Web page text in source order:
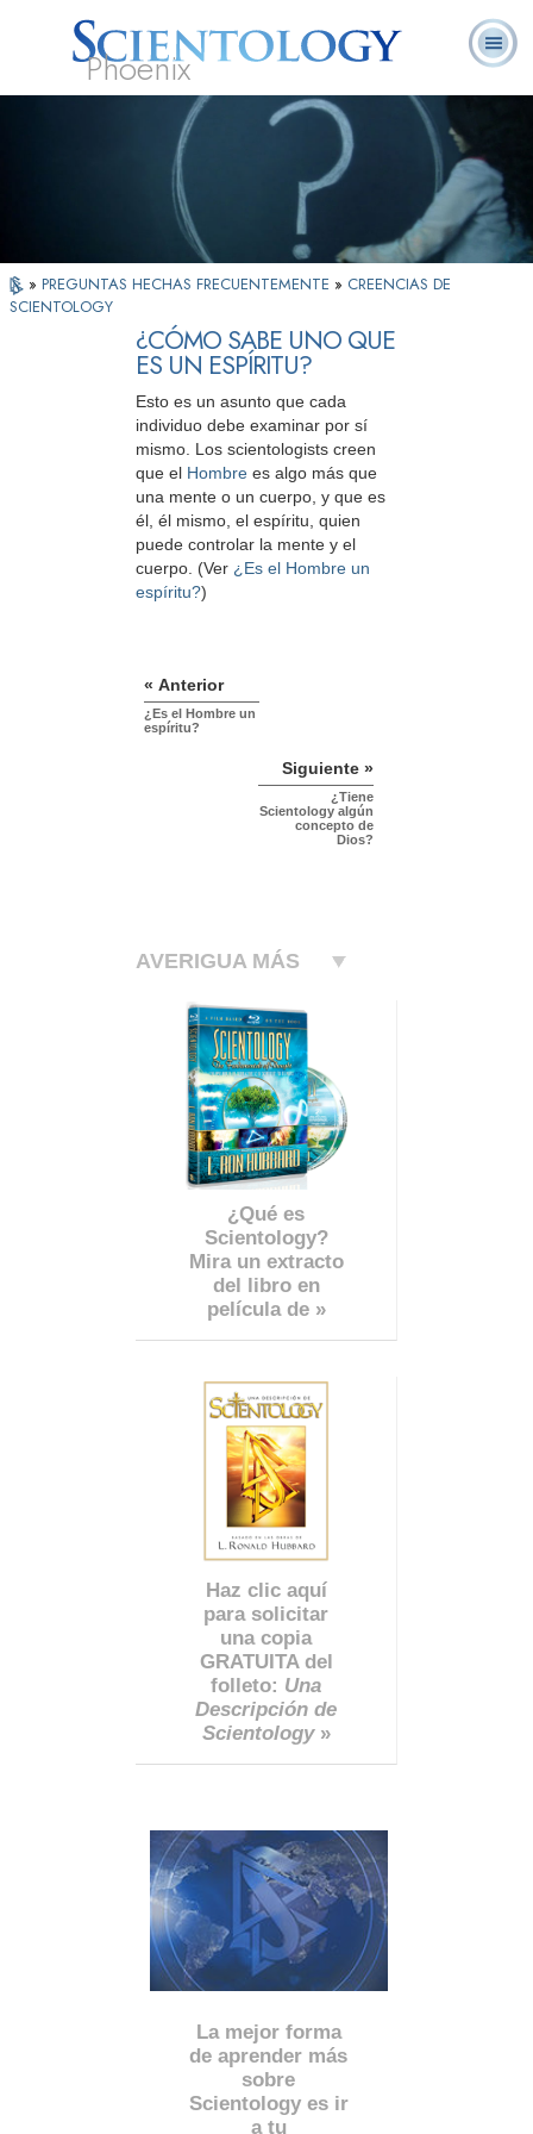
Phoenix
¿Qué es
Scientology?
Ministros
Voluntarios
Preguntas
Frecuentes
» PREGUNTAS HECHAS FRECUENTEMENTE » CREENCIAS DE
SCIENTOLOGY
¿CÓMO SABE UNO QUE
ES UN ESPÍRITU?
Esto es un asunto que cada
individuo debe examinar por sí
mismo. Los scientologists creen
que el Hombre es algo más que
una mente o un cuerpo, y que es
él, él mismo, el espíritu, quien
puede controlar la mente y el
cuerpo. (Ver ¿Es el Hombre un
espíritu?)
« Anterior
¿Es el Hombre un
espíritu?
Siguiente »
¿Tiene
Scientology algún
concepto de
Dios?
AVERIGUA MÁS
¿Qué es
Scientology?
Mira un extracto
del libro en
película de »
Haz clic aquí
para solicitar
una copia
GRATUITA del
folleto: Una
Descripción de
Scientology»
La mejor forma
de aprender más
sobre
Scientology es ir
a tu